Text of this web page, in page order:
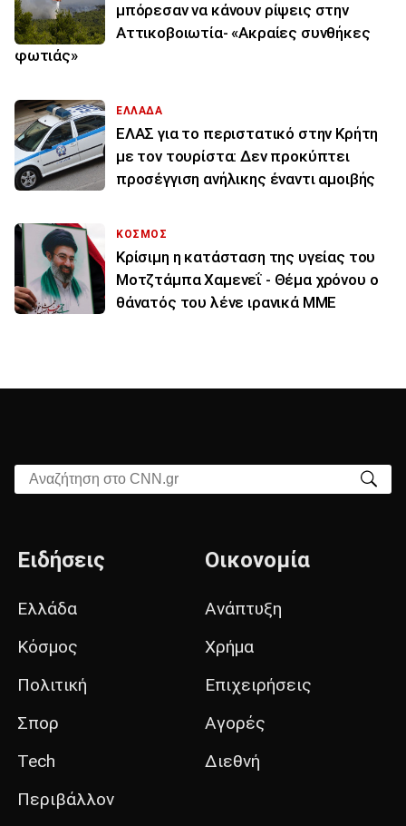
μπόρεσαν να κάνουν ρίψεις στην
Αττικοβοιωτία- «Ακραίες συνθήκες
φωτιάς»
ΕΛΛΑΔΑ
ΕΛΑΣ για το περιστατικό στην Κρήτη
με τον τουρίστα: Δεν προκύπτει
προσέγγιση ανήλικης έναντι αμοιβής
ΚΟΣΜΟΣ
Κρίσιμη η κατάσταση της υγείας του
Μοτζτάμπα Χαμενεΐ - Θέμα χρόνου ο
θάνατός του λένε ιρανικά ΜΜΕ
Αναζήτηση στο CNN.gr
Ειδήσεις
Ελλάδα
Κόσμος
Πολιτική
Σπορ
Tech
Περιβάλλον
Οικονομία
Ανάπτυξη
Χρήμα
Επιχειρήσεις
Αγορές
Διεθνή